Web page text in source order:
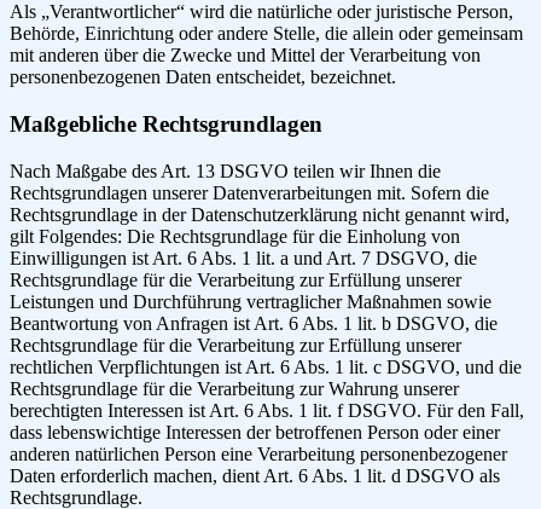
Als „Verantwortlicher“ wird die natürliche oder juristische Person,
Behörde, Einrichtung oder andere Stelle, die allein oder gemeinsam
mit anderen über die Zwecke und Mittel der Verarbeitung von
personenbezogenen Daten entscheidet, bezeichnet.
Maßgebliche Rechtsgrundlagen
Nach Maßgabe des Art. 13 DSGVO teilen wir Ihnen die
Rechtsgrundlagen unserer Datenverarbeitungen mit. Sofern die
Rechtsgrundlage in der Datenschutzerklärung nicht genannt wird,
gilt Folgendes: Die Rechtsgrundlage für die Einholung von
Einwilligungen ist Art. 6 Abs. 1 lit. a und Art. 7 DSGVO, die
Rechtsgrundlage für die Verarbeitung zur Erfüllung unserer
Leistungen und Durchführung vertraglicher Maßnahmen sowie
Beantwortung von Anfragen ist Art. 6 Abs. 1 lit. b DSGVO, die
Rechtsgrundlage für die Verarbeitung zur Erfüllung unserer
rechtlichen Verpflichtungen ist Art. 6 Abs. 1 lit. c DSGVO, und die
Rechtsgrundlage für die Verarbeitung zur Wahrung unserer
berechtigten Interessen ist Art. 6 Abs. 1 lit. f DSGVO. Für den Fall,
dass lebenswichtige Interessen der betroffenen Person oder einer
anderen natürlichen Person eine Verarbeitung personenbezogener
Daten erforderlich machen, dient Art. 6 Abs. 1 lit. d DSGVO als
Rechtsgrundlage.